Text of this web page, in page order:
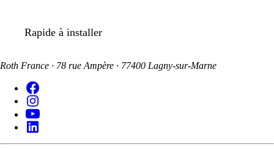
Rapide à installer
Roth France · 78 rue Ampère · 77400 Lagny-sur-Marne